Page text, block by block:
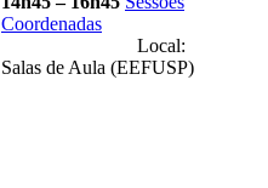
Coordenadas
Local:
Salas de Aula (EEFUSP)